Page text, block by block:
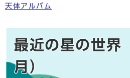
天体アルバム
最近の星の世
月）